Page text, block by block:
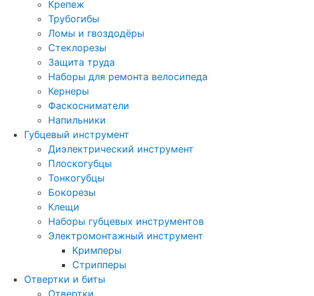
Крепеж
Трубогибы
Ломы и гвоздодёры
Стеклорезы
Защита труда
Наборы для ремонта велосипеда
Кернеры
Фаскосниматели
Напильники
Губцевый инструмент
Диэлектрический инструмент
Плоскогубцы
Тонкогубцы
Бокорезы
Клещи
Наборы губцевых инструментов
Электромонтажный инструмент
Кримперы
Стрипперы
Отвертки и биты
Отвертки